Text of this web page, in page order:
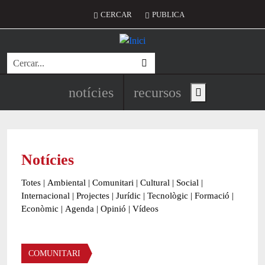
Menú del compte d'usuari
CERCAR PUBLICA
Cerca
Navegació principal de
notícies recursos Show main menu
Notícies
Totes | Ambiental | Comunitari | Cultural | Social |
Internacional | Projectes | Jurídic | Tecnològic | Formació |
Econòmic | Agenda | Opinió | Vídeos
Àmbit de la notícia
COMUNITARI